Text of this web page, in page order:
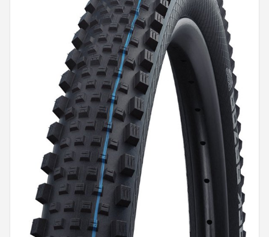
Mountainbikes
POPULAIRE MERKEN
Volare
ABUS
AXA
New Looxs